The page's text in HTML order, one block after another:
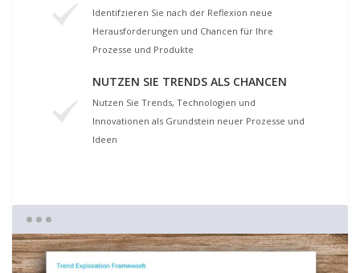
Identifzieren Sie nach der Reflexion neue
Herausforderungen und Chancen für Ihre
Prozesse und Produkte
NUTZEN SIE TRENDS ALS CHANCEN
Nutzen Sie Trends, Technologien und
Innovationen als Grundstein neuer Prozesse und
Ideen